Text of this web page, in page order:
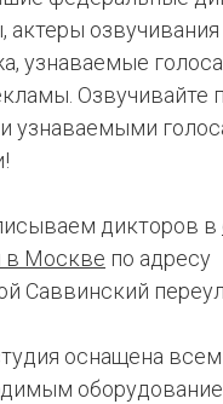
актеры озвучивания
узнаваемые
Озвучивайте
узнаваемыми
дикторов в
в Москве по адресу
Саввинский
оснащена всем